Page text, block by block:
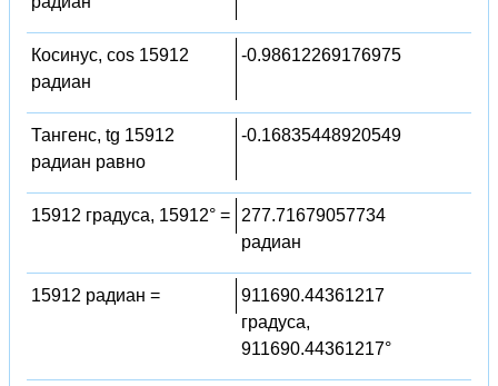
Косинус, cos 15912
радиан
-0.98612269176975
Тангенс, tg 15912
радиан равно
-0.16835448920549
15912 градуса, 15912° =
277.71679057734
радиан
15912 радиан =
911690.44361217
градуса,
911690.44361217°